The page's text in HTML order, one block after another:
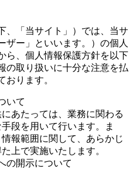
、「当サイト」）では、当サ
ザー」といいます。）の個人
ら、個人情報保護方針を以下
の取り扱いに十分な注意を払
おります。
いて
あたっては、業務に関わる
段を用いて行います。ま
報範囲に関して、あらかじ
上で実施いたします。
の開示について